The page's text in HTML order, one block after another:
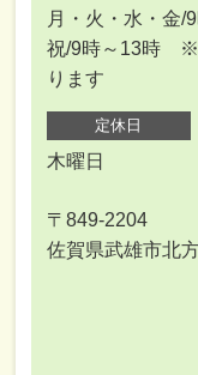
月・火・水・金/
祝/9時～13時 ※
ります
定休日
木曜日
〒849-2204
佐賀県武雄市北